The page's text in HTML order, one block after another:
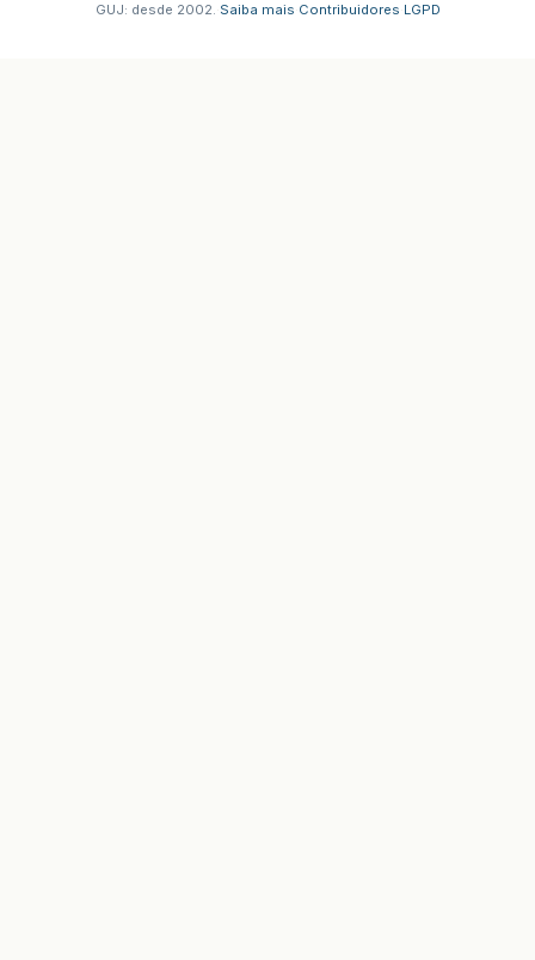
GUJ: desde 2002. Saiba mais Contribuidores LGPD